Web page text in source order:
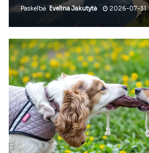
Paskelbė Evelina Jakutytė 2026-07-31